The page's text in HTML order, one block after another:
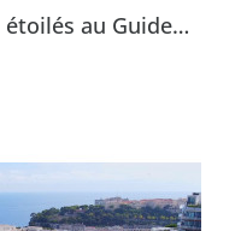
au Guide